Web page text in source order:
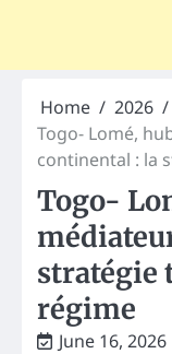
Home 2026
Togo- Lomé,
continental : la
Togo-
stratégie
régime
June 16, 2026